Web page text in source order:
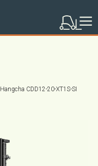
Hangcha CDD12-20-XT1S-SI